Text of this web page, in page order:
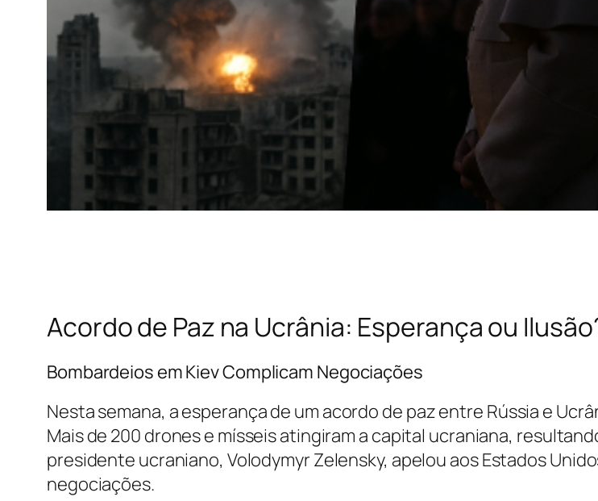
Acordo de Paz na Ucrânia: Esperança ou
Bombardeios em Kiev Complicam Negociações
Nesta semana, a esperança de um acordo de paz entre Rússia e
Mais de 200 drones e mísseis atingiram a capital ucraniana,
presidente ucraniano, Volodymyr Zelensky, apelou aos Estados
negociações. ​